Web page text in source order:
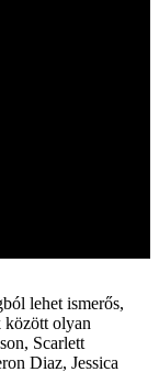
lehet ismerős,
között olyan
Scarlett
Diaz, Jessica